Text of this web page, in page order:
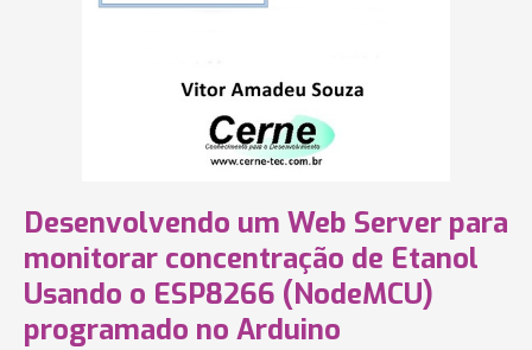
Desenvolvendo um Web Server para
monitorar concentração de Etanol
Usando o ESP8266 (NodeMCU)
programado no Arduino